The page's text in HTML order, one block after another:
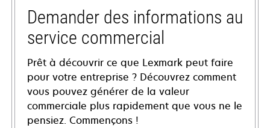
Demander des informations au
service commercial
Prêt à découvrir ce que Lexmark peut faire
pour votre entreprise ? Découvrez comment
vous pouvez générer de la valeur
commerciale plus rapidement que vous ne le
pensiez. Commençons !